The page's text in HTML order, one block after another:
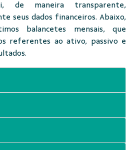
de maneira transparente,
seus dados financeiros. Abaixo,
balancetes mensais, que
referentes ao ativo, passivo e